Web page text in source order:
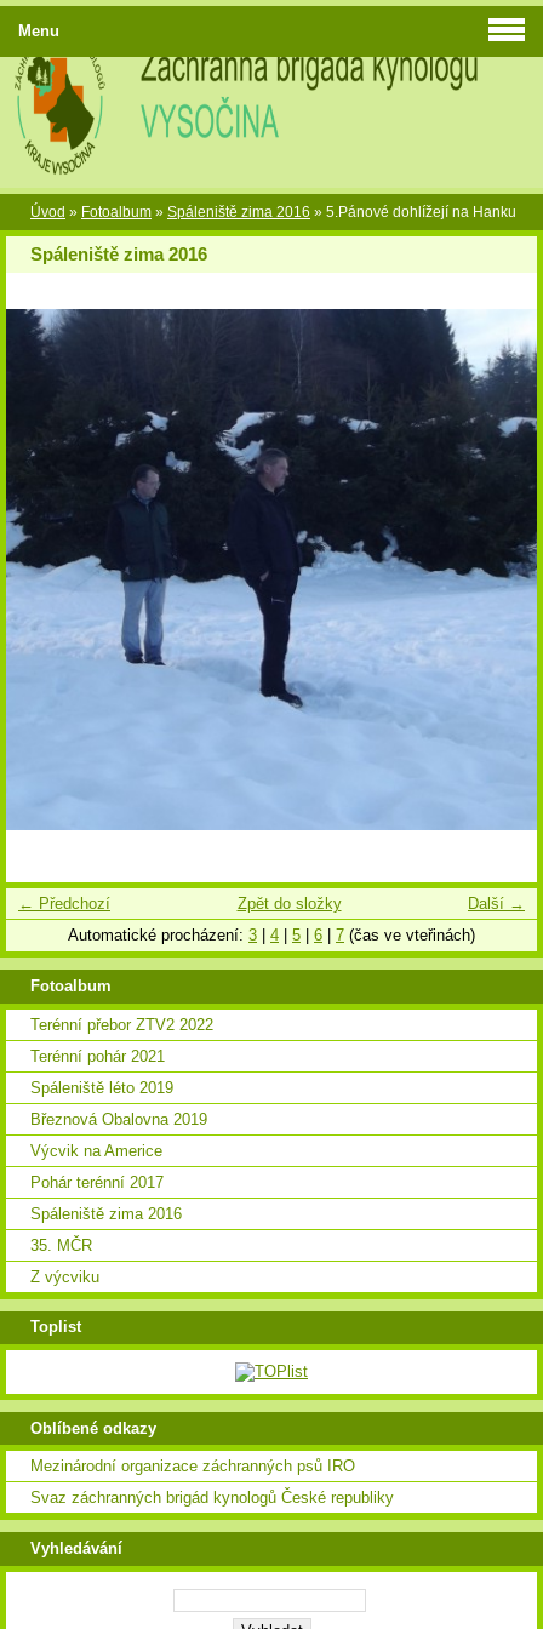
Úvod » Fotoalbum » Spáleniště zima 2016 » 5.Pánové dohlížejí na Hanku
Spáleniště zima 2016
← Předchozí Další →
Zpět do složky
Automatické procházení: 3 4 5 6 7 (čas ve vteřinách)
Menu
Fotoalbum
Terénní přebor ZTV2 2022
Terénní pohár 2021
Spáleniště léto 2019
Březnová Obalovna 2019
Výcvik na Americe
Pohár terénní 2017
Spáleniště zima 2016
35. MČR
Z výcviku
Toplist
Oblíbené odkazy
Mezinárodní organizace záchranných psů IRO
Svaz záchranných brigád kynologů České republiky
Vyhledávání